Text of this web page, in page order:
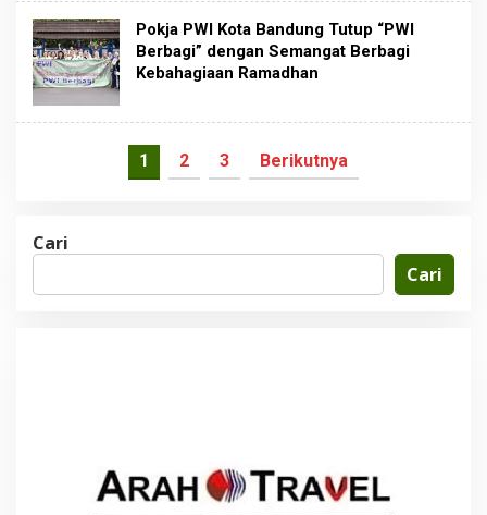
Pokja PWI Kota Bandung Tutup “PWI
Berbagi” dengan Semangat Berbagi
Kebahagiaan Ramadhan
1 2 3 Berikutnya
Cari
Cari